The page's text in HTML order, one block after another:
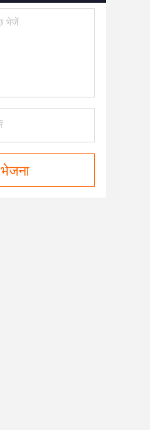
भेजना